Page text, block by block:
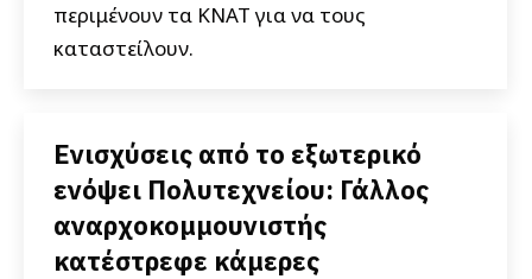
περιμένουν τα ΚΝΑΤ για να τους
καταστείλουν.
Ενισχύσεις από το εξωτερικό
ενόψει Πολυτεχνείου: Γάλλος
αναρχοκομμουνιστής
κατέστρεφε κάμερες